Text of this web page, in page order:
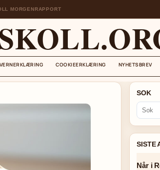
MORGENRAPPORT
COOKIEERKLÆRING NYHETSBREV
SOK
SISTE
Når i